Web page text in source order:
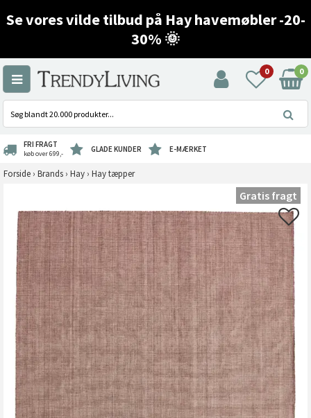
Se vores vilde tilbud på Hay havemøbler -20-
30% 🌞
0 0
FRI FRAGT
køb over 699,- GLADE KUNDER E-MÆRKET
Forside › Brands › Hay › Hay tæpper
Gratis fragt